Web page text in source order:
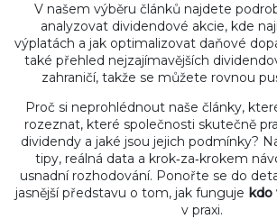
V našem výběru článků najdete
analyzovat dividendové akcie, kde
výplatách a jak optimalizovat daňové
také přehled nejzajímavějších
zahraničí, takže se můžete rovnou
Proč si neprohlédnout naše články,
rozeznat, které společnosti skutečně
dividendy a jaké jsou jejich podmínky?
tipy, reálná data a krok‑za‑krokem
usnadní rozhodování. Ponořte se do
jasnější představu o tom, jak funguje kdo
v praxi.